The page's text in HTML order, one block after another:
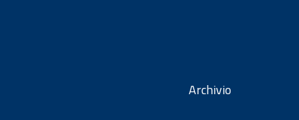
Archivio